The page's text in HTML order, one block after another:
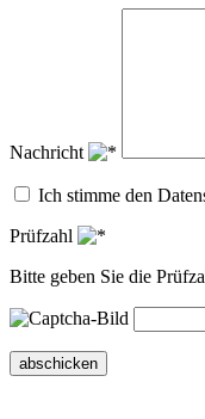
Nachricht
Ich stimme den
Prüfzahl
Bitte geben Sie die
abschicken